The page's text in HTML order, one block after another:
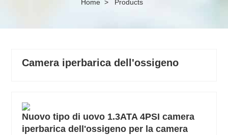
Home > Products
Camera iperbarica dell'ossigeno
Nuovo tipo di uovo 1.3ATA 4PSI camera
iperbarica dell'ossigeno per la camera